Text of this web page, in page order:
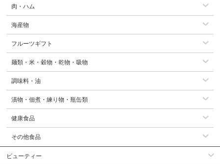
肉・ハム
海産物
フルーツギフト
麺類・米・穀物・乾物・吸物
調味料・油
漬物・佃煮・練り物・瓶缶類
健康食品
その他食品
ビューティー